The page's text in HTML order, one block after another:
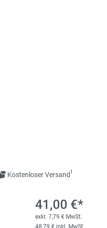
Kostenloser Versand1
41,00 €*
exkl. 7,79 € MwSt.
48,79 € inkl. MwSt.